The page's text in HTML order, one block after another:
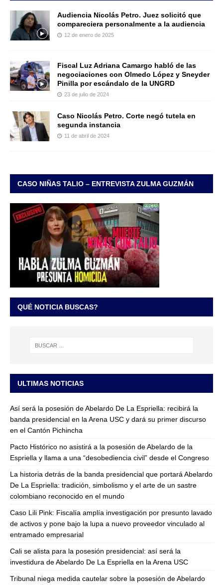
Audiencia Nicolás Petro. Juez solicitó que
compareciera personalmente a la audiencia
12 de enero de 2025
Fiscal Luz Adriana Camargo habló de las
negociaciones con Olmedo López y Sneyder
Pinilla por escándalo de la UNGRD
23 de julio de 2024
Caso Nicolás Petro. Corte negó tutela en
segunda instancia
11 de abril de 2024
CASO NIÑAS TALIO – ENTREVISTA ZULMA GUZMÁN
QUÉ NOTICIA BUSCAS?
ULTIMAS NOTICIAS
Así será la posesión de Abelardo De La Espriella: recibirá la
banda presidencial en la Arena USC y dará su primer discurso
en el Cantón Pichincha
Pacto Histórico no asistirá a la posesión de Abelardo de la
Espriella y llama a una “desobediencia civil” desde el Congreso
La historia detrás de la banda presidencial que portará Abelardo
De La Espriella: tradición, simbolismo y el arte de un sastre
colombiano reconocido en el mundo
Caso Lili Pink: Fiscalía amplía investigación por presunto lavado
de activos y pone bajo la lupa a nuevo proveedor vinculado al
entramado empresarial
Cali se alista para la posesión presidencial: así será la
investidura de Abelardo De La Espriella en la Arena USC
Tribunal niega medida cautelar sobre la posesión de Abelardo